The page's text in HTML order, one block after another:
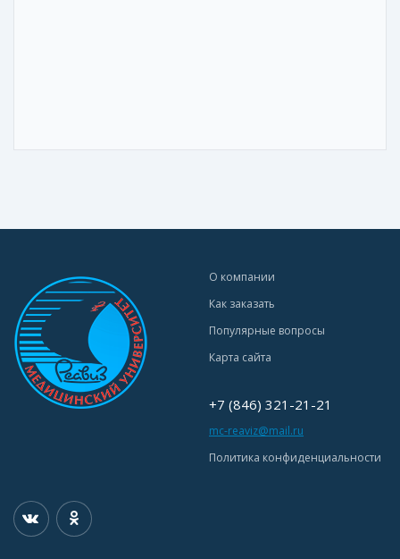
О компании
Как заказать
Популярные вопросы
Карта сайта
+7 (846) 321-21-21
mc-reaviz@mail.ru
Политика конфиденциальности